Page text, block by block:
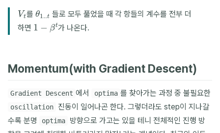
Vt
를
θ
들로 모두 풀었을 때 각 항들의 계수를 전부 더
하면
1 −β t
가 나온다.
Momentum(with Gradient Descent)
Gradient Descent 에서 optima 를 찾아가는 과정 중 불필요한
oscillation
진동이 일어나곤 한다. 그렇더라도 step이 지나갈
수록 분명
optima
방향으로 가고는 있을 테니 전체적인 진행 방